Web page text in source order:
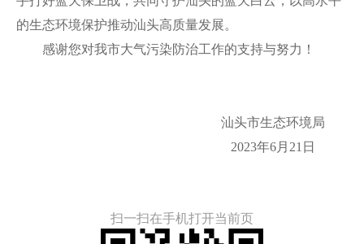
的生态环境保护推动汕头高质量发展。
感谢您对我市大气污染防治工作的支持与努力！
汕头市生态环境局
2023年6月21日
扫一扫在手机打开当前页